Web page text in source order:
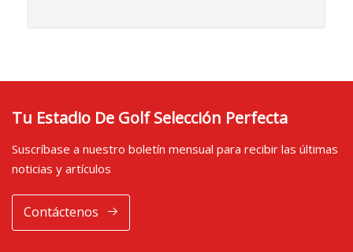
Tu Estadio De Golf Selección Perfecta
Suscríbase a nuestro boletín mensual para recibir las últimas
noticias y artículos
Contáctenos